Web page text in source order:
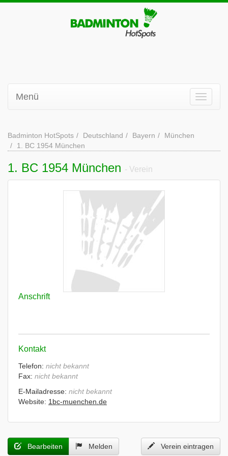
Menü
Badminton HotSpots Deutschland Bayern
München
1. BC 1954 München
1. BC 1954 München - Verein
Anschrift
Kontakt
Telefon: nicht bekannt
Fax: nicht bekannt
E-Mailadresse: nicht bekannt
Website: 1bc-muenchen.de
Bearbeiten Melden Verein eintragen